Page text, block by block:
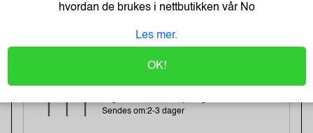
Kjøp
Black (BULK)
Varenummer:221353 /325-62
Sendes om:2-3 dager
hvordan de brukes i nettbutikken vårNo
Les mer.
OK!